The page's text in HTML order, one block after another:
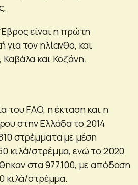
είναι η πρώτη
τον ηλίανθο, και
και Κοζάνη.
του FAO, η έκταση και η
στην Ελλάδα το 2014
στρέμματα με μέση
κιλά/στρέμμα, ενώ το 2020
στα 977.100, με απόδοση
κιλά/στρέμμα.